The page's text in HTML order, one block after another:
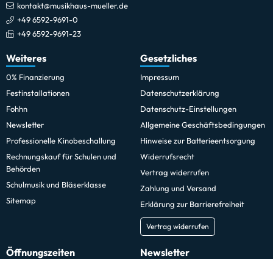
kontakt@musikhaus-mueller.de
+49 6592-9691-0
+49 6592-9691-23
Weiteres
0% Finanzierung
Festinstallationen
Fohhn
Newsletter
Professionelle Kinobeschallung
Rechnungskauf für Schulen und
Behörden
Schulmusik und Bläserklasse
Sitemap
Gesetzliches
Impressum
Datenschutzerklärung
Datenschutz-Einstellungen
Allgemeine Geschäftsbedingungen
Hinweise zur Batterieentsorgung
Widerrufsrecht
Vertrag widerrufen
Zahlung und Versand
Erklärung zur Barrierefreiheit
Vertrag widerrufen
Öffnungszeiten Newsletter